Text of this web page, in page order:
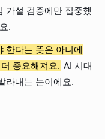
가설 검증에만 집중했
.
한다는 뜻은 아니에
중요해져요. AI 시대
라내는 눈이에요.